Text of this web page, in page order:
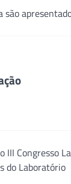
são
III Congresso
do Laboratório